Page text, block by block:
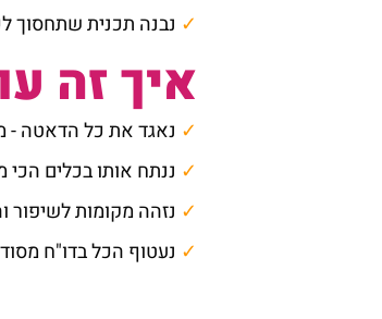
✓ נבנה תכנית שתחסוך
איך זה ע
✓ נאגד את כל הדאטה -
✓ ננתח אותו בכלים הכי
✓ נזהה מקומות לשיפור
✓ נעטוף הכל בדו"ח